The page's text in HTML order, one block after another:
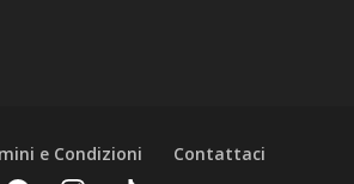
e Condizioni Contattaci